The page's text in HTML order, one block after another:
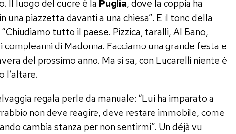
Il luogo del cuore è la Puglia, dove la coppia ha
una piazzetta davanti a una chiesa”. E il tono della
tutto il paese. Pizzica, taralli, Al Bano,
di Madonna. Facciamo una grande festa e
del prossimo anno. Ma si sa, con Lucarelli niente è
l’altare.
regala perle da manuale: “Lui ha imparato a
non deve reagire, deve restare immobile, come
cambia stanza per non sentirmi”. Un déjà vu